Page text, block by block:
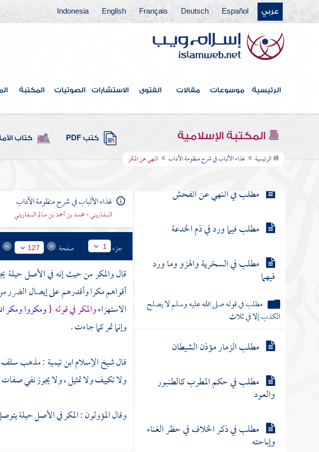
عربي Español
Deutsch
Français
English
Indonesia
الرئيسية موسوعات مقالات الفتوى الاستشارات الصوتيات المكتبة
المكتبة الإسلامية كتب PDF كتاب
الرئيسية غذاء الألباب في شرح منظومة الآداب النهي عن المكر
مطلب في كراهة التحدث لكل من
الزوجين بما صار بينهما
مطلب في حرمة اللعن لمعين وما ورد
مطلب في بيان حقيقة الفحش وذكر
الآثار الواردة في النهي عنه
النهي عن المكر
مطلب في النهي عن الفحش
مطلب فيما ورد في ذم الخدعة
مطلب في السخرية والهزو وما ورد
فيهما
مطلب في قوله صلى الله عليه وسلم لا يصلح
الكذب إلا في ثلاث
مطلب الزمار مؤذن الشيطان
مطلب في حكم المطرب كالطنبور
والعود
مطلب في ذكر الخلاف في حظر الغناء
وإباحته
غذاء الألباب في شرح منظومة الآداب
السفاريني - محمد بن أحمد بن سالم السفاريني
جزء 1 صفحة 127
قال والمكر من حيث إنه في الأصل حيلة
أقواهم مكرا وأقدرهم على إيصال الضرر
الاستهزاءوالمكر في قوله {ومكروا ومكر
وإنما تمر كما جاءت .
قال شيخ الإسلامابن تيمية: مذهب سلف
ولا تكييف ولا تمثيل ، ولا يجوز نفي
وقال المؤولون : المكر في الأصل حيلة